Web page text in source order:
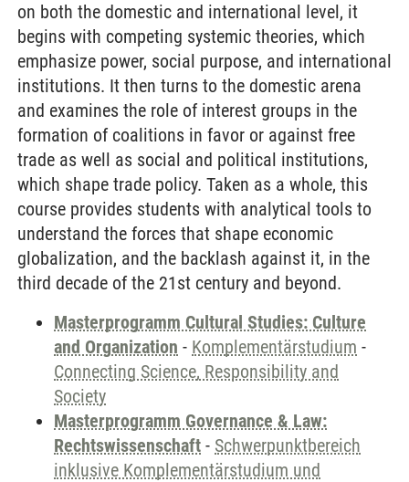
on both the domestic and international level, it
begins with competing systemic theories, which
emphasize power, social purpose, and international
institutions. It then turns to the domestic arena
and examines the role of interest groups in the
formation of coalitions in favor or against free
trade as well as social and political institutions,
which shape trade policy. Taken as a whole, this
course provides students with analytical tools to
understand the forces that shape economic
globalization, and the backlash against it, in the
third decade of the 21st century and beyond.
Masterprogramm Cultural Studies: Culture
and Organization - Komplementärstudium -
Connecting Science, Responsibility and
Society
Masterprogramm Governance & Law:
Rechtswissenschaft - Schwerpunktbereich
inklusive Komplementärstudium und